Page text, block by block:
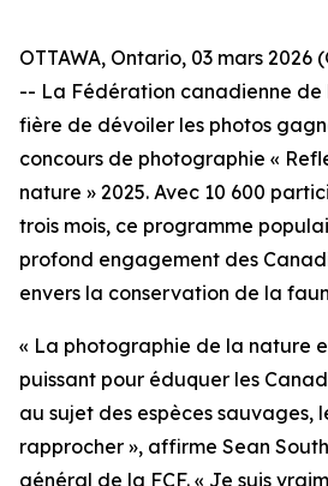
OTTAWA, Ontario, 03 mars 2026
-- La Fédération canadienne de
fière de dévoiler les photos
concours de photographie «
nature » 2025. Avec 10 600
trois mois, ce programme
profond engagement des
envers la conservation de la
« La photographie de la nature
puissant pour éduquer les
au sujet des espèces sauvages,
rapprocher », affirme Sean
général de la FCF. « Je suis